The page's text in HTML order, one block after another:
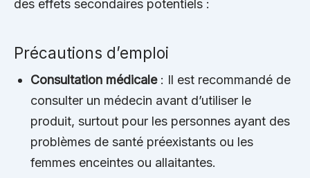
des effets secondaires potentiels :
Précautions d’emploi
Consultation médicale: Il est recommandé de
consulter un médecin avant d’utiliser le
produit, surtout pour les personnes ayant des
problèmes de santé préexistants ou les
femmes enceintes ou allaitantes.